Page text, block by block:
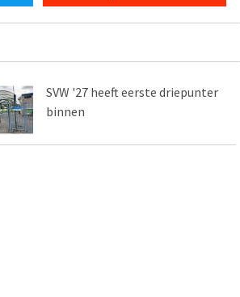
SVW '27 heeft eerste driepunter
binnen